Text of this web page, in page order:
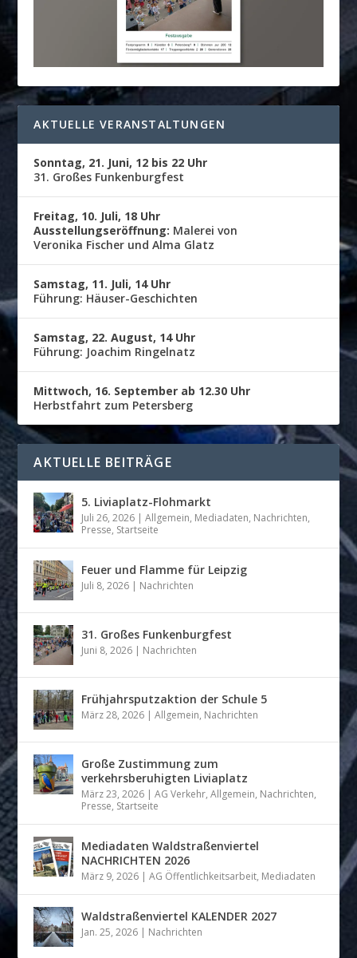
AKTUELLE VERANSTALTUNGEN
Sonntag, 21. Juni, 12 bis 22 Uhr
31. Großes Funkenburgfest
Freitag, 10. Juli, 18 Uhr
Ausstellungseröffnung: Malerei von
Veronika Fischer und Alma Glatz
Samstag, 11. Juli, 14 Uhr
Führung: Häuser-Geschichten
Samstag, 22. August, 14 Uhr
Führung: Joachim Ringelnatz
Mittwoch, 16. September ab 12.30 Uhr
Herbstfahrt zum Petersberg
AKTUELLE BEITRÄGE
5. Liviaplatz-Flohmarkt
Juli 26, 2026 |Allgemein, Mediadaten, Nachrichten,
Presse, Startseite
Feuer und Flamme für Leipzig
Juli 8, 2026 | Nachrichten
31. Großes Funkenburgfest
Juni 8, 2026 | Nachrichten
Frühjahrsputzaktion der Schule 5
März 28, 2026 |Allgemein, Nachrichten
Große Zustimmung zum
verkehrsberuhigten Liviaplatz
März 23, 2026 |AG Verkehr,Allgemein, Nachrichten,
Presse, Startseite
Mediadaten Waldstraßenviertel
NACHRICHTEN 2026
März 9, 2026 |AG Öffentlichkeitsarbeit, Mediadaten
Waldstraßenviertel KALENDER 2027
Jan. 25, 2026 | Nachrichten